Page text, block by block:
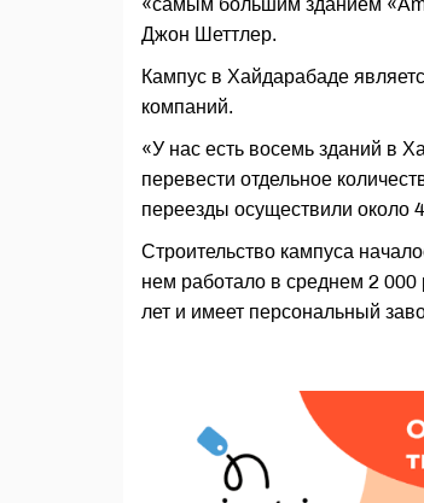
«самым большим зданием
Джон Шеттлер.
Кампус в Хайдарабаде
компаний.
«У нас есть восемь зданий в
перевести отдельное
переезды осуществили около
Строительство кампуса
нем работало в среднем 2 000
лет и имеет персональный